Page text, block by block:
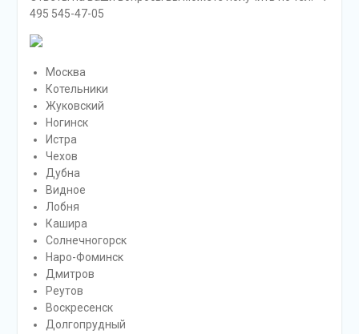
495 545-47-05
Москва
Котельники
Жуковский
Ногинск
Истра
Чехов
Дубна
Видное
Лобня
Кашира
Солнечногорск
Наро-Фоминск
Дмитров
Реутов
Воскресенск
Долгопрудный